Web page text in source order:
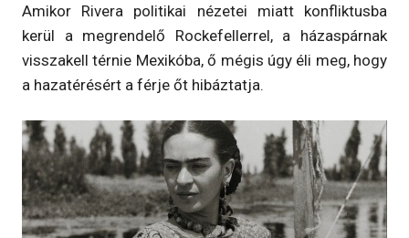
Amikor Rivera politikai nézetei miatt konfliktusba
kerül a megrendelő Rockefellerrel, a házaspárnak
visszakell térnie Mexikóba, ő mégis úgy éli meg, hogy
a hazatérésért a férje őt hibáztatja.